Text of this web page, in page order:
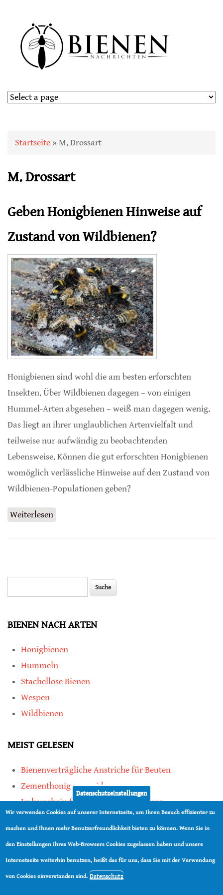
Sie sind hier
Startseite » M. Drossart
M. Drossart
Geben Honigbienen Hinweise auf
Zustand von Wildbienen?
Honigbienen sind wohl die am besten erforschten
Insekten. Über Wildbienen dagegen – von einigen
Hummel-Arten abgesehen – weiß man dagegen wenig.
Das liegt an ihrer unglaublichen Artenvielfalt und
teilweise nur aufwändig zu beobachtenden
Lebensweise. Können die gut erforschten Honigbienen
womöglich verlässliche Hinweise auf den Zustand von
Wildbienen-Populationen geben?
Weiterlesen
BIENEN NACH ARTEN
Honigbienen
Hummeln
Stachellose Bienen
Wespen
Wildbienen
MEIST GELESEN
Bienenverträgliche Anstriche für Beuten
Zementhonig vermeiden
Imkerschein für Honigbienen-Haltung
Kauf von Mittelwänden ist Vertrauenssache
teilen
Datenschutzeinstellungen
Wir verwenden Cookies auf unserer Internetseite, um Ihren Besuch effizienter zu
machen und Ihnen mehr Benutzerfreundlichkeit bieten zu können. Wenn Sie in
den Einstellungen Ihres Web-Browsers Cookies zugelassen haben und unsere
Internetseite weiterhin benutzen, heißt das für uns, dass Sie mit der Verwendung
von Cookies einverstanden sind. Datenschutz